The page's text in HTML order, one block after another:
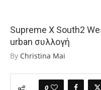
Supreme X South2
urban συλλογή
By Christina Mai
0